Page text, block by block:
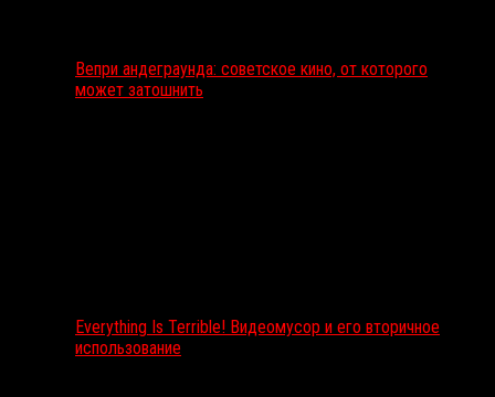
Вепри андеграунда: советское кино, от которого
может затошнить
Everything Is Terrible! Видеомусор и его вторичное
использование